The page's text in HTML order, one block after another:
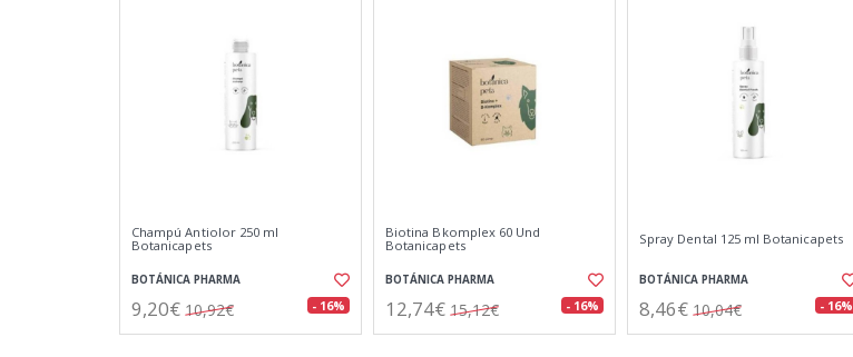
Champú Antiolor 250 ml
Botanicapets
BOTÁNICA PHARMA
9,20€ 10,92€ - 16%
Biotina Bkomplex 60 Und
Botanicapets
BOTÁNICA PHARMA
12,74€ 15,12€ - 16%
Spray Dental 125 ml Botanicapets
BOTÁNICA PHARMA
8,46€ 10,04€ - 16%